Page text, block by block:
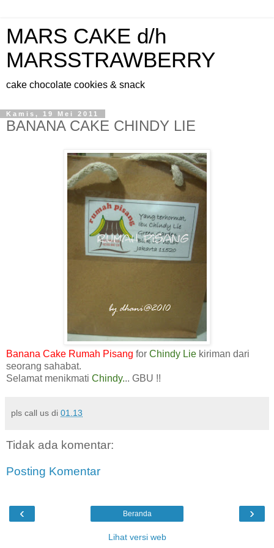
MARS CAKE d/h
MARSSTRAWBERRY
cake chocolate cookies & snack
Kamis, 19 Mei 2011
BANANA CAKE CHINDY LIE
Banana Cake Rumah Pisang for Chindy Lie kiriman dari
seorang sahabat.
Selamat menikmati Chindy... GBU !!
pls call us di 01.13
Tidak ada komentar:
Posting Komentar
‹ ›
Beranda
Lihat versi web